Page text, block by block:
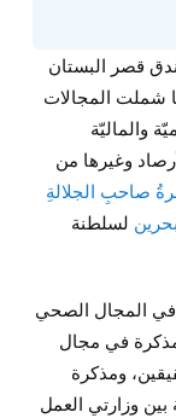
قصر البستان
شملت المجالات
والماليّة
وغيرها من
صاحبِ الجلالةِ
لسلطنة
في المجال الصحي
في مجال
ومذكرة
وزارتي العمل